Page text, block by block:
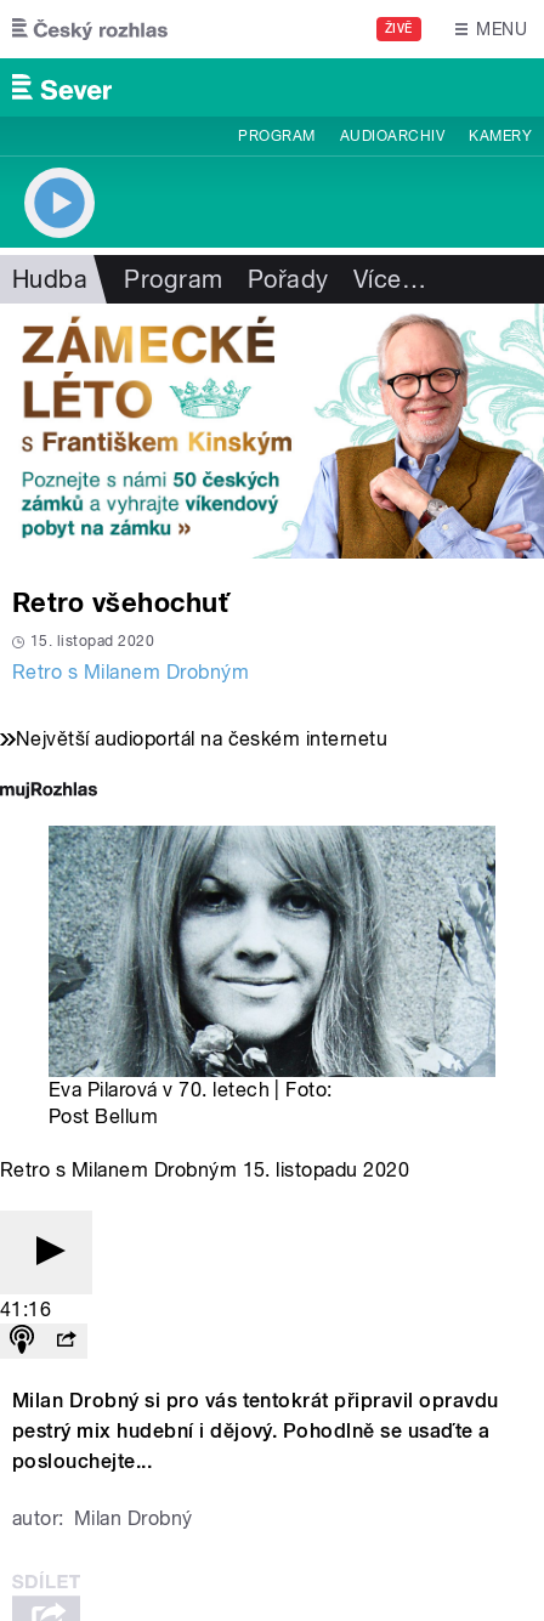
Přejít k hlavnímu obsahu
ŽIVĚ MENU
PROGRAM AUDIOARCHIV KAMERY
Hudba Program Pořady Více…
Retro všehochuť
15. listopad 2020
Retro s Milanem Drobným
Největší audioportál na českém internetu
Eva Pilarová v 70. letech | Foto:
Post Bellum
Retro s Milanem Drobným 15. listopadu 2020
41:16
Milan Drobný si pro vás tentokrát připravil opravdu
pestrý mix hudební i dějový. Pohodlně se usaďte a
poslouchejte...
autor: Milan Drobný